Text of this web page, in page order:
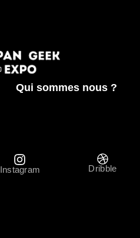
Qui sommes nous ?
Instagram Dribble